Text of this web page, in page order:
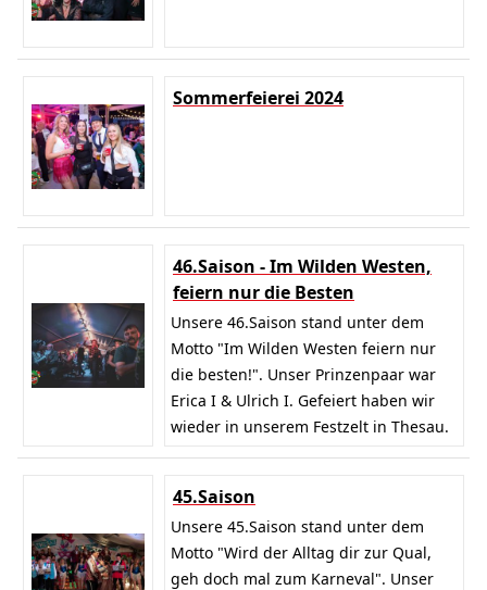
Sommerfeierei 2024
46.Saison - Im Wilden Westen,
feiern nur die Besten
Unsere 46.Saison stand unter dem
Motto "Im Wilden Westen feiern nur
die besten!". Unser Prinzenpaar war
Erica I & Ulrich I. Gefeiert haben wir
wieder in unserem Festzelt in Thesau.
45.Saison
Unsere 45.Saison stand unter dem
Motto "Wird der Alltag dir zur Qual,
geh doch mal zum Karneval". Unser